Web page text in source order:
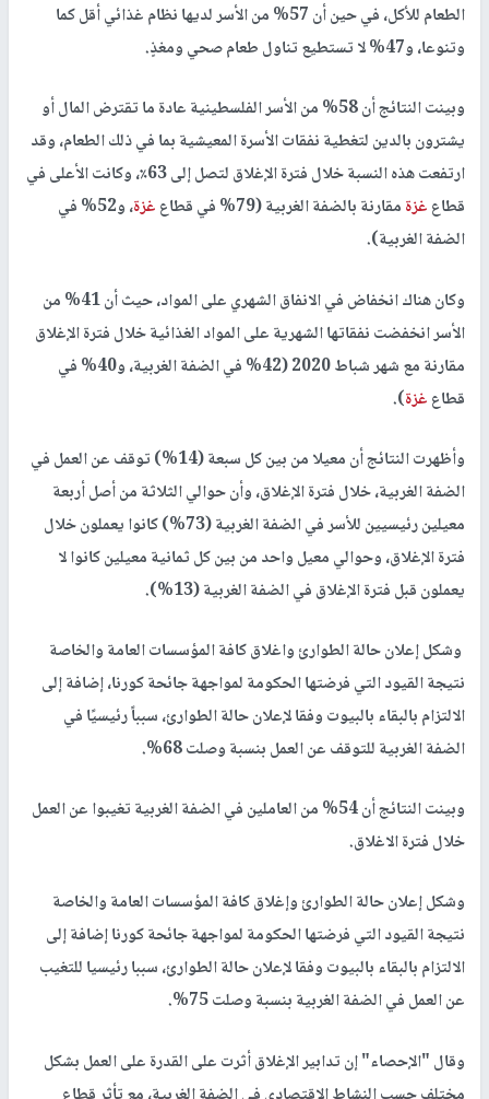
الطعام للأكل، في حين أن 57% من الأسر لديها نظام غذائي أقل كما
وتنوعا، و47% لا تستطيع تناول طعام صحي ومغذٍ.
وبينت النتائج أن 58% من الأسر الفلسطينية عادة ما تقترض المال أو
يشترون بالدين لتغطية نفقات الأسرة المعيشية بما في ذلك الطعام، وقد
ارتفعت هذه النسبة خلال فترة الإغلاق لتصل إلى 63٪، وكانت الأعلى في
قطاعغزةمقارنة بالضفة الغربية (79% في قطاع غزة
، و52% في
الضفة الغربية).
وكان هناك انخفاض في الانفاق الشهري على المواد، حيث أن 41% من
الأسر انخفضت نفقاتها الشهرية على المواد الغذائية خلال فترة الإغلاق
مقارنة مع شهر شباط 2020 (42% في الضفة الغربية، و40% في
قطاعغزة).
وأظهرت النتائج أن معيلا من بين كل سبعة (14%) توقف عن العمل في
الضفة الغربية، خلال فترة الإغلاق، وأن حوالي الثلاثة من أصل أربعة
معيلين رئيسيين للأسر في الضفة الغربية (73%) كانوا يعملون خلال
فترة الإغلاق، وحوالي معيل واحد من بين كل ثمانية معيلين كانوا لا
يعملون قبل فترة الإغلاق في الضفة الغربية (13%).
وشكل إعلان حالة الطوارئ واغلاق كافة المؤسسات العامة والخاصة
نتيجة القيود التي فرضتها الحكومة لمواجهة جائحة كورنا، إضافة إلى
الالتزام بالبقاء بالبيوت وفقا لإعلان حالة الطوارئ، سبباً رئيسيًا في
الضفة الغربية للتوقف عن العمل بنسبة وصلت 68%.
وبينت النتائج أن 54% من العاملين في الضفة الغربية تغيبوا عن العمل
خلال فترة الاغلاق.
وشكل إعلان حالة الطوارئ وإغلاق كافة المؤسسات العامة والخاصة
نتيجة القيود التي فرضتها الحكومة لمواجهة جائحة كورنا إضافة إلى
الالتزام بالبقاء بالبيوت وفقا لإعلان حالة الطوارئ، سببا رئيسيا للتغيب
عن العمل في الضفة الغربية بنسبة وصلت 75%.
وقال "الإحصاء" إن تدابير الإغلاق أثرت على القدرة على العمل بشكل